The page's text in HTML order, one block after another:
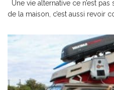
Une vie alternative ce n’est
de la maison, c’est aussi revoir